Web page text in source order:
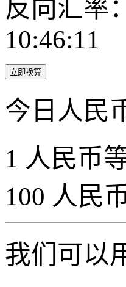
反向汇率
10:46:11
立即换算
今日人民
1 人民币
100 人民
我们可以